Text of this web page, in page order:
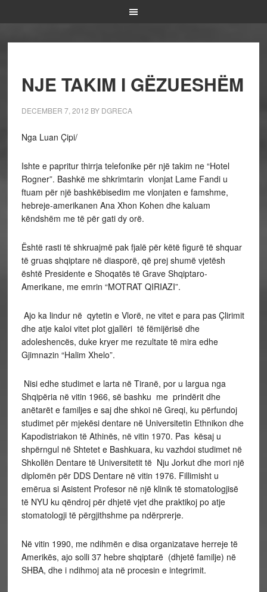
NJE TAKIM I GËZUESHËM
DECEMBER 7, 2012 BY DGRECA
Nga Luan Çipi/
Ishte e papritur thirrja telefonike për një takim ne “Hotel
Rogner”. Bashkë me shkrimtarin vlonjat Lame Fandi u
ftuam për një bashkëbisedim me vlonjaten e famshme,
hebreje-amerikanen Ana Xhon Kohen dhe kaluam
këndshëm me të për gati dy orë.
Është rasti të shkruajmë pak fjalë për këtë figurë të shquar
të gruas shqiptare në diasporë, që prej shumë vjetësh
është Presidente e Shoqatës të Grave Shqiptaro-
Amerikane, me emrin “MOTRAT QIRIAZI”.
Ajo ka lindur në qytetin e Vlorë, ne vitet e para pas Çlirimit
dhe atje kaloi vitet plot gjallëri të fëmijërisë dhe
adoleshencës, duke kryer me rezultate të mira edhe
Gjimnazin “Halim Xhelo”.
Nisi edhe studimet e larta në Tiranë, por u largua nga
Shqipëria në vitin 1966, së bashku me prindërit dhe
anëtarët e familjes e saj dhe shkoi në Greqi, ku përfundoj
studimet për mjekësi dentare në Universitetin Ethnikon dhe
Kapodistriakon të Athinës, në vitin 1970. Pas kësaj u
shpërngul në Shtetet e Bashkuara, ku vazhdoi studimet në
Shkollën Dentare të Universitetit të Nju Jorkut dhe mori një
diplomën për DDS Dentare në vitin 1976. Fillimisht u
emërua si Asistent Profesor në një klinik të stomatologjisë
të NYU ku qëndroj për dhjetë vjet dhe praktikoj po atje
stomatologji të përgjithshme pa ndërprerje.
Në vitin 1990, me ndihmën e disa organizatave herreje të
Amerikës, ajo solli 37 hebre shqiptarë (dhjetë familje) në
SHBA, dhe i ndihmoj ata në procesin e integrimit.